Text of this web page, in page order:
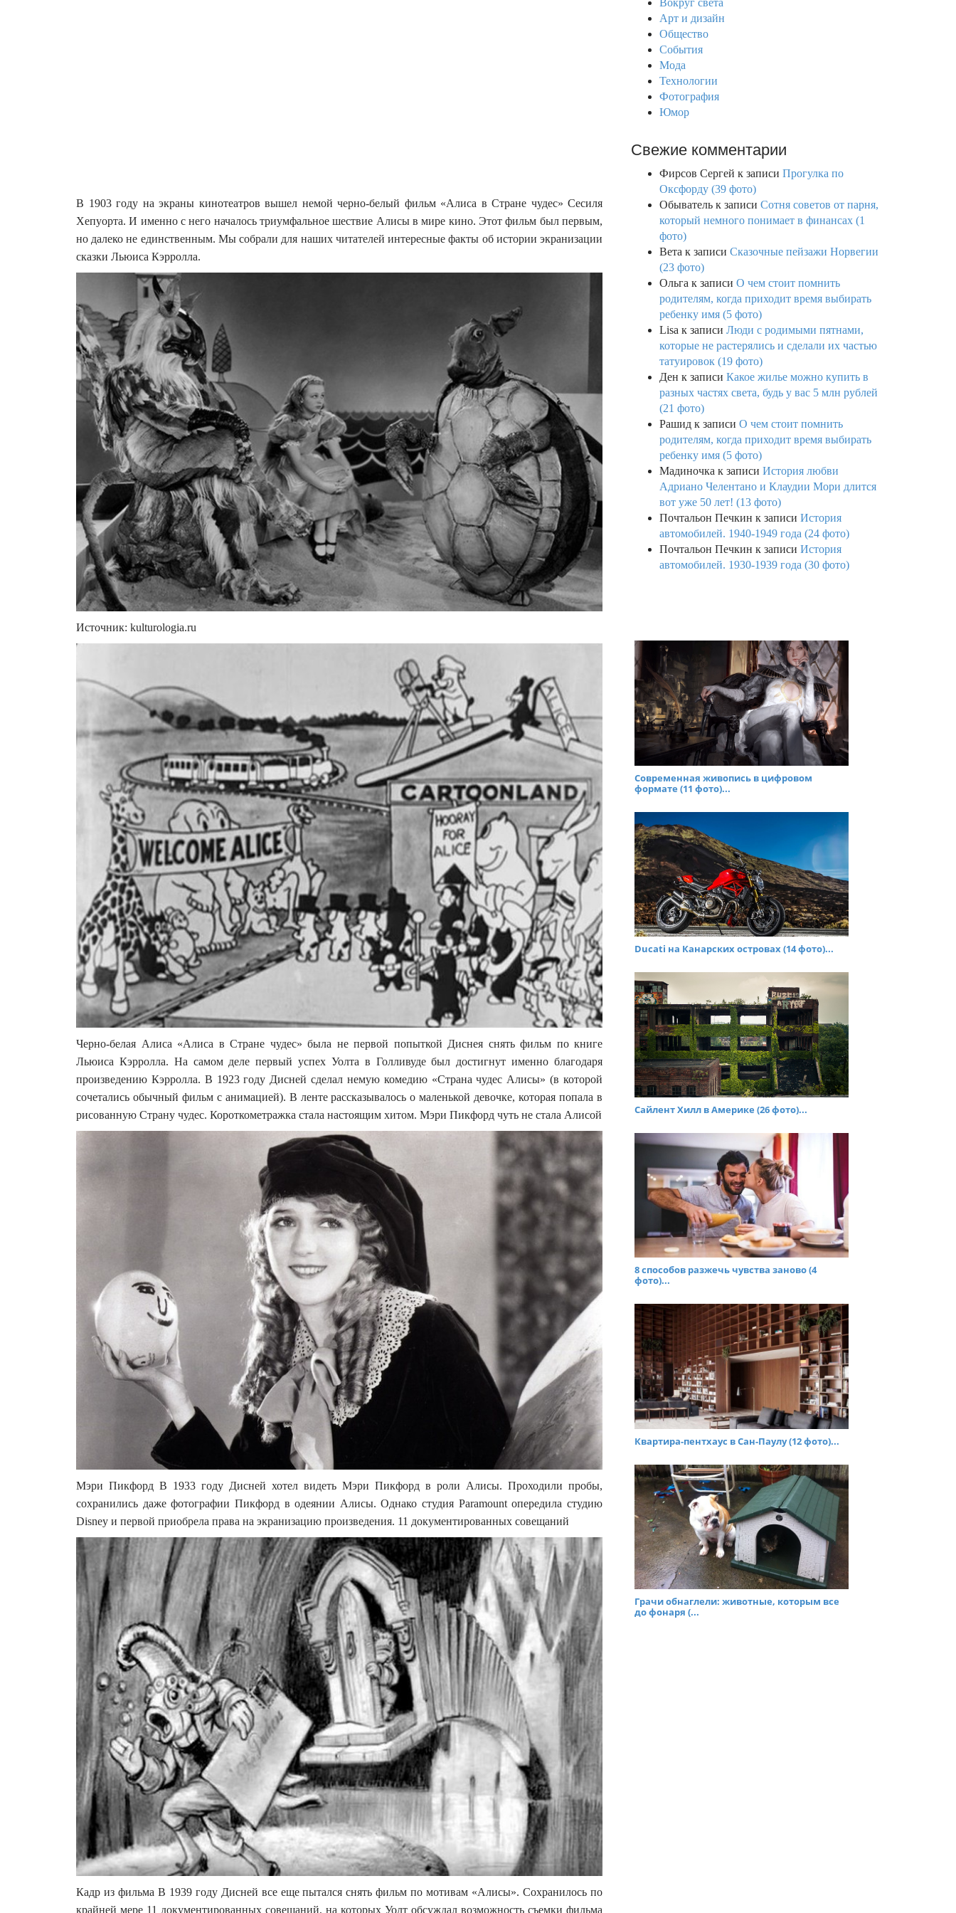
В 1903 году на экраны кинотеатров вышел немой черно-белый фильм «Алиса в Стране чудес» Сесиля
Хепуорта. И именно с него началось триумфальное шествие Алисы в мире кино. Этот фильм был первым,
но далеко не единственным. Мы собрали для наших читателей интересные факты об истории экранизации
сказки Льюиса Кэрролла.
Источник: kulturologia.ru
Черно-белая Алиса «Алиса в Стране чудес» была не первой попыткой Диснея снять фильм по книге
Льюиса Кэрролла. На самом деле первый успех Уолта в Голливуде был достигнут именно благодаря
произведению Кэрролла. В 1923 году Дисней сделал немую комедию «Страна чудес Алисы» (в которой
сочетались обычный фильм с анимацией). В ленте рассказывалось о маленькой девочке, которая попала в
рисованную Страну чудес. Короткометражка стала настоящим хитом. Мэри Пикфорд чуть не стала Алисой
Мэри Пикфорд В 1933 году Дисней хотел видеть Мэри Пикфорд в роли Алисы. Проходили пробы,
сохранились даже фотографии Пикфорд в одеянии Алисы. Однако студия Paramount опередила студию
Disney и первой приобрела права на экранизацию произведения. 11 документированных совещаний
Кадр из фильма В 1939 году Дисней все еще пытался снять фильм по мотивам «Алисы». Сохранилось по
крайней мере 11 документированных совещаний, на которых Уолт обсуждал возможность съемки фильма
Вокруг света
Арт и дизайн
Общество
События
Мода
Технологии
Фотография
Юмор
Свежие комментарии
Фирсов Сергей к записи Прогулка по
Оксфорду (39 фото)
Обыватель к записи Сотня советов от парня,
который немного понимает в финансах (1
фото)
Вета к записи Сказочные пейзажи Норвегии
(23 фото)
Ольга к записи О чем стоит помнить
родителям, когда приходит время выбирать
ребенку имя (5 фото)
Lisa к записи Люди с родимыми пятнами,
которые не растерялись и сделали их частью
татуировок (19 фото)
Ден к записи Какое жилье можно купить в
разных частях света, будь у вас 5 млн рублей
(21 фото)
Рашид к записи О чем стоит помнить
родителям, когда приходит время выбирать
ребенку имя (5 фото)
Мадиночка к записи История любви
Адриано Челентано и Клаудии Мори длится
вот уже 50 лет! (13 фото)
Почтальон Печкин к записи История
автомобилей. 1940-1949 года (24 фото)
Почтальон Печкин к записи История
автомобилей. 1930-1939 года (30 фото)
Современная живопись в цифровом
формате (11 фото)...
Ducati на Канарских островах (14 фото)...
Сайлент Хилл в Америке (26 фото)...
8 способов разжечь чувства заново (4
фото)...
Квартира-пентхаус в Сан-Паулу (12 фото)...
Грачи обнаглели: животные, которым все
до фонаря (...